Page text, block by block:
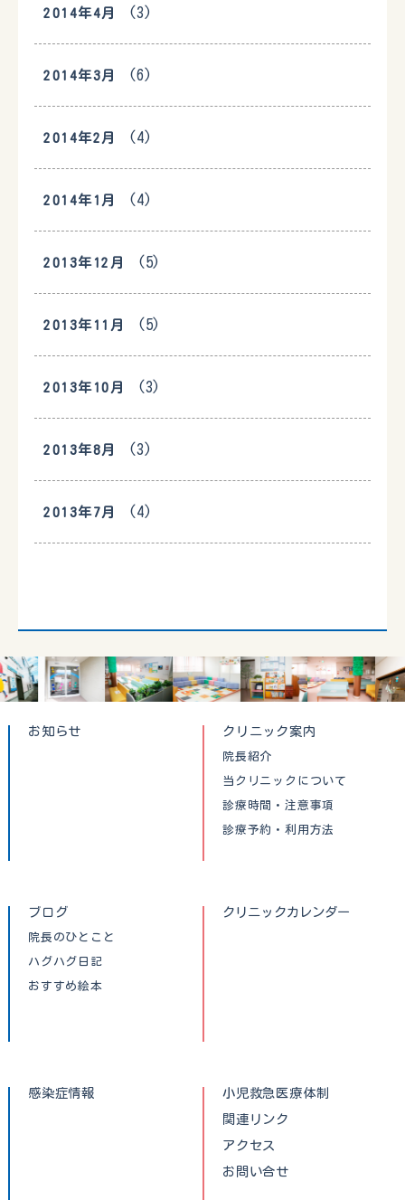
2014年4月 (3)
2014年3月 (6)
2014年2月 (4)
2014年1月 (4)
2013年12月 (5)
2013年11月 (5)
2013年10月 (3)
2013年8月 (3)
2013年7月 (4)
お知らせ クリニック案内
院長紹介
当クリニックについて
診療時間・注意事項
診療予約・利用方法
ブログ
院長のひとこと
ハグハグ日記
おすすめ絵本
クリニックカレンダー
感染症情報
小児救急医療体制
関連リンク
アクセス
お問い合せ